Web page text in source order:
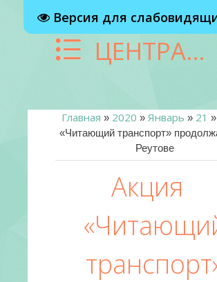
Версия для
ЦЕНТРАЛИЗОВАННАЯ БИБЛИОТЕЧНАЯ СИСТЕМА Г. РЕУТОВ
Главная » 2020 » Январь » 21
«Читающий транспорт»
Реутове
Акция